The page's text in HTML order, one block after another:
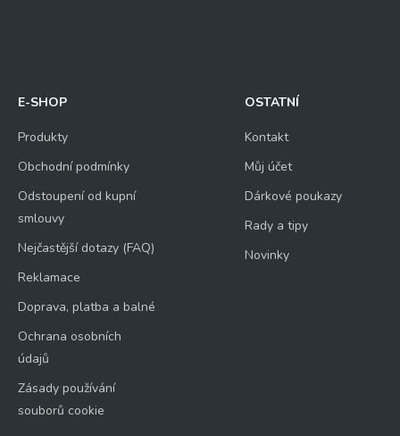
E-SHOP
Produkty
Obchodní podmínky
Odstoupení od kupní
smlouvy
Nejčastější dotazy (FAQ)
Reklamace
Doprava, platba a balné
Ochrana osobních
údajů
Zásady používání
souborů cookie
OSTATNÍ
Kontakt
Můj účet
Dárkové poukazy
Rady a tipy
Novinky